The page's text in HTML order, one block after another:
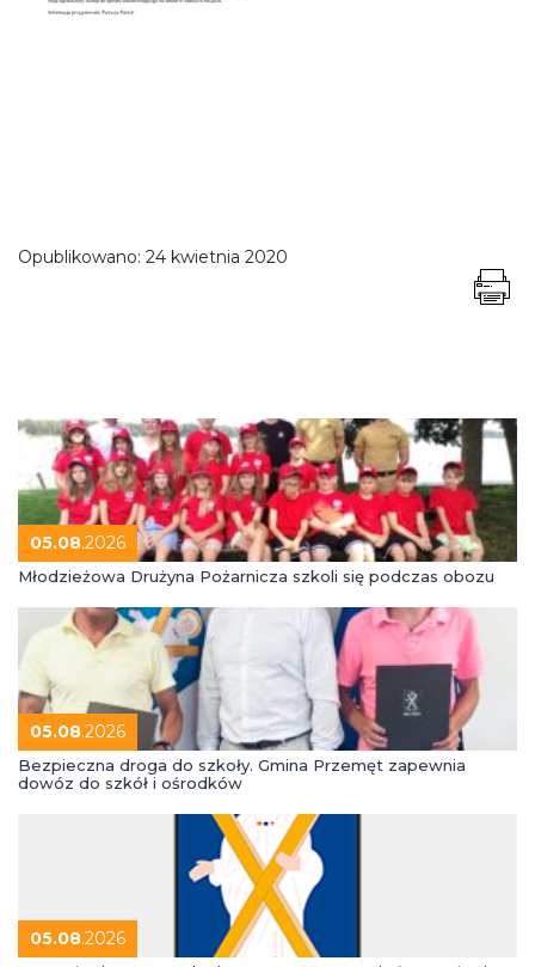
Opublikowano: 24 kwietnia 2020
05.08.2026
Młodzieżowa Drużyna Pożarnicza szkoli się podczas obozu
05.08.2026
Bezpieczna droga do szkoły. Gmina Przemęt zapewnia
dowóz do szkół i ośrodków
05.08.2026